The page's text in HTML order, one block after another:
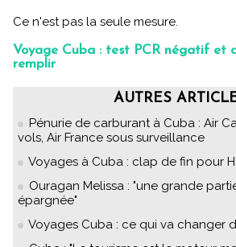
Ce n'est pas la seule mesure.
Voyage Cuba : test PCR négatif et
remplir
AUTRES
Pénurie de carburant à Cuba : Air
vols, Air France sous surveillance
Voyages à Cuba : clap de fin pour
Ouragan Melissa : "une grande
épargnée"
Voyages Cuba : ce qui va changer